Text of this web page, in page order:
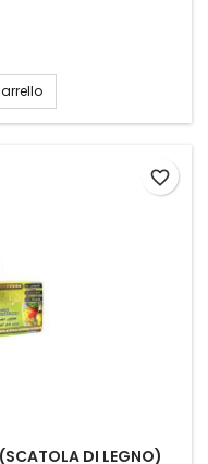
DI LEGNO)
favorite_border